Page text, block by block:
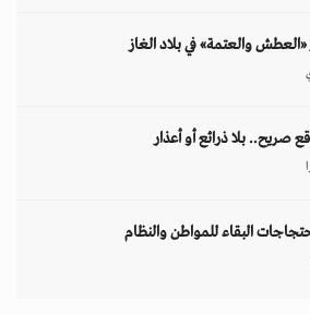
«العطش والعتمة» في بلاد الغاز
صريح.. بلا ذرائع أو أعذار
البقاء للمواطن والنظام